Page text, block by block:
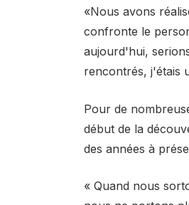
«Nous avons
confronte le
aujourd'hui,
rencontrés, j'étais
Pour de
début de la
des années à
« Quand nous